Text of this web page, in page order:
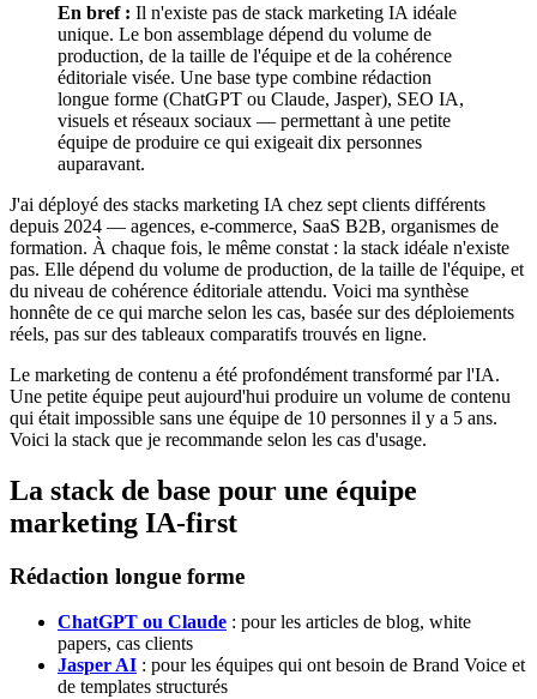
En bref : Il n'existe pas de stack marketing IA idéale
unique. Le bon assemblage dépend du volume de
production, de la taille de l'équipe et de la cohérence
éditoriale visée. Une base type combine rédaction
longue forme (ChatGPT ou Claude, Jasper), SEO IA,
visuels et réseaux sociaux — permettant à une petite
équipe de produire ce qui exigeait dix personnes
auparavant.
J'ai déployé des stacks marketing IA chez sept clients différents
depuis 2024 — agences, e-commerce, SaaS B2B, organismes de
formation. À chaque fois, le même constat : la stack idéale n'existe
pas. Elle dépend du volume de production, de la taille de l'équipe, et
du niveau de cohérence éditoriale attendu. Voici ma synthèse
honnête de ce qui marche selon les cas, basée sur des déploiements
réels, pas sur des tableaux comparatifs trouvés en ligne.
Le marketing de contenu a été profondément transformé par l'IA.
Une petite équipe peut aujourd'hui produire un volume de contenu
qui était impossible sans une équipe de 10 personnes il y a 5 ans.
Voici la stack que je recommande selon les cas d'usage.
La stack de base pour une équipe
marketing IA-first
Rédaction longue forme
ChatGPT ou Claude : pour les articles de blog, white
papers, cas clients
Jasper AI : pour les équipes qui ont besoin de Brand Voice et
de templates structurés